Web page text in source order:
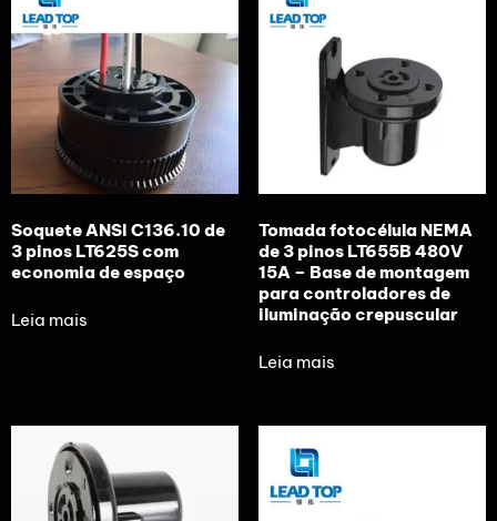
Soquete ANSI C136.10 de
3 pinos LT625S com
economia de espaço
Leia mais
Tomada fotocélula NEMA
de 3 pinos LT655B 480V
15A – Base de montagem
para controladores de
iluminação crepuscular
Leia mais